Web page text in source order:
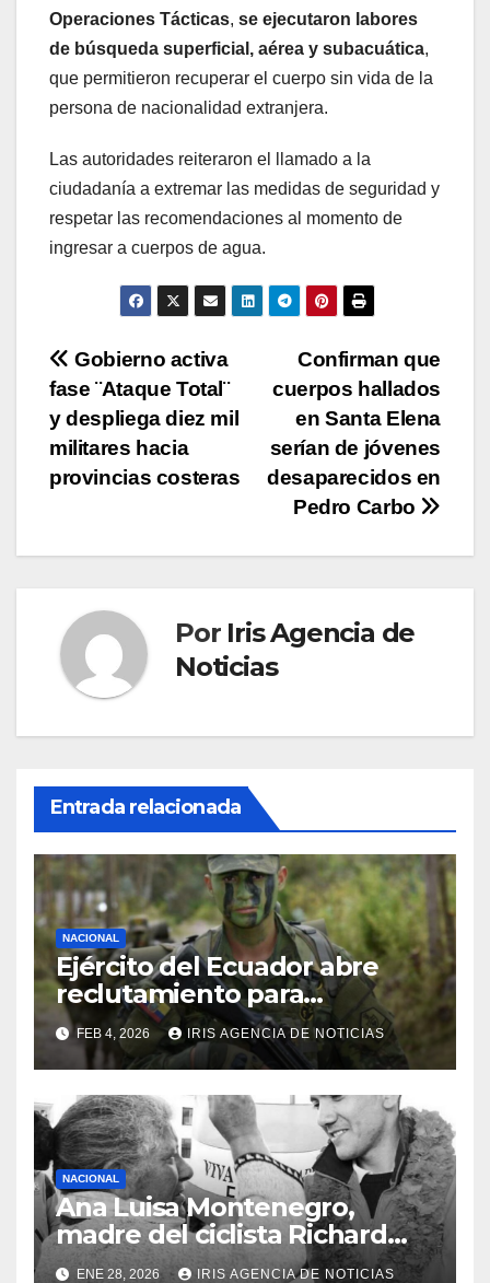
Operaciones Tácticas, se ejecutaron labores
de búsqueda superficial, aérea y subacuática,
que permitieron recuperar el cuerpo sin vida de la
persona de nacionalidad extranjera.
Las autoridades reiteraron el llamado a la
ciudadanía a extremar las medidas de seguridad y
respetar las recomendaciones al momento de
ingresar a cuerpos de agua.
Navegación
de
entradas
Confirman que
cuerpos hallados
en Santa Elena
serían de jóvenes
desaparecidos en
Pedro Carbo
Gobierno activa
fase ¨Ataque Total¨
y despliega diez mil
militares hacia
provincias costeras
Por Iris Agencia de
Noticias
Entrada relacionada
NACIONAL
Ejército del Ecuador abre
reclutamiento para
bachilleres a partir de este
viernes 6 de febrero
FEB 4, 2026 IRIS AGENCIA DE NOTICIAS
NACIONAL
Ana Luisa Montenegro,
madre del ciclista Richard
Carapaz falleció en Tulcán, a
ENE 28, 2026 IRIS AGENCIA DE NOTICIAS